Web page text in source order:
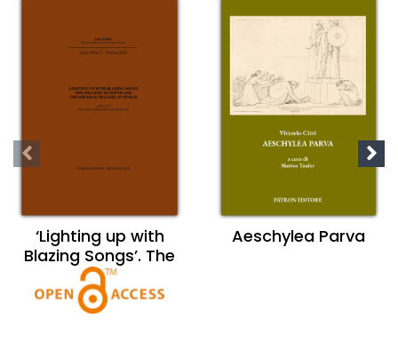
‘Lighting up with
Blazing Songs’. The
Imagery of Sound
and the Sound of
Imagery in Pindar
Aeschylea Parva